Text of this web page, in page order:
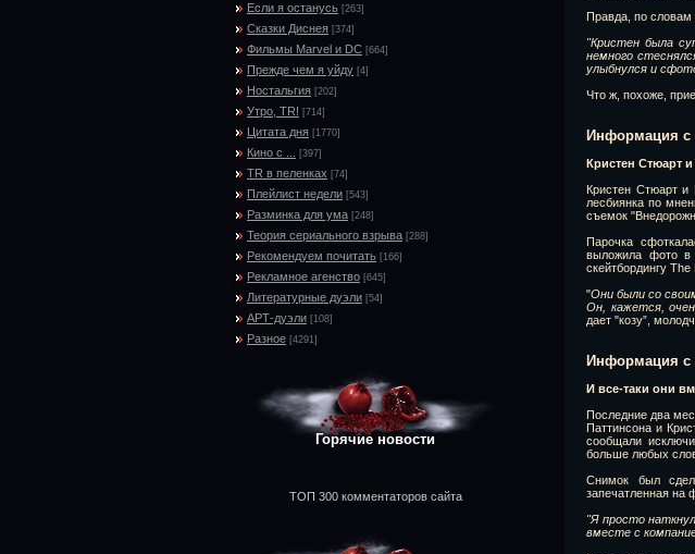
Если я останусь [263]
Сказки Диснея [374]
Фильмы Marvel и DC [664]
Прежде чем я уйду [4]
Ностальгия [202]
Утро, TR! [714]
Цитата дня [1770]
Кино с ... [397]
TR в пеленках [74]
Плейлист недели [543]
Разминка для ума [248]
Теория сериального взрыва [288]
Рекомендуем почитать [166]
Рекламное агенство [645]
Литературные дуэли [54]
АРТ-дуэли [108]
Разное [4291]
Горячие новости
ТОП 300 комментаторов сайта
Правда, по словам
"Кристен была
немного
улыбнулся и
Что ж, похоже,
Информация с
Кристен Стюарт
Кристен Стюарт и
лесбиянка по
съемок
Парочка
выложила фото в
скейтбордингу
"Они были со
Он, кажется,
дает "козу”,
Информация с
И все-таки они
Последние два
Паттинсона и
сообщали
больше любых
Снимок был
запечатленная на
"Я просто
вместе с